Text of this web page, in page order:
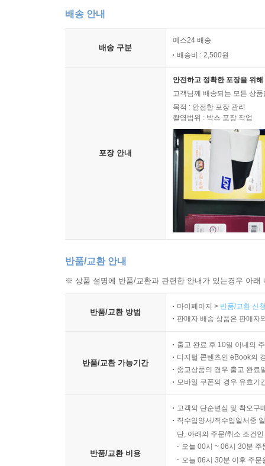
배송 안내
배송 구분
예스24 배송
배송비 : 2,500원
포장 안내
안전하고 정확한 포장을 위
고객님께 배송되는 모든 상
목적 : 안전한 포장 관리
촬영범위 : 박스 포장 작업
반품/교환 안내
※ 상품 설명에 반품/교환과 관련한 안내가 있는경우 아
반품/교환 방법
마이페이지 > 반품/교환 신
판매자 배송 상품은 판매자
반품/교환 가능기간
출고 완료 후 10일 이내의
디지털 콘텐츠인 eBook의
중고상품의 경우 출고 완료
모바일 쿠폰의 경우 유효기
반품/교환 비용
고객의 단순변심 및 착오구
직수입양서/직수입일서중
단, 아래의 주문/취소 조건
오늘 00시 ~ 06시 30분
오늘 06시 30분 이후 주